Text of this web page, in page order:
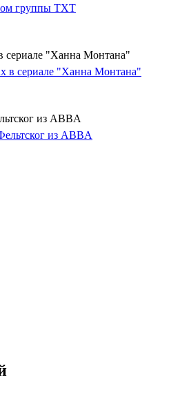
сериале "Ханна Монтана"
из ABBA